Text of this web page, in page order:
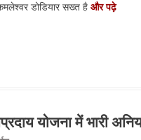
डोडियार सख्त है और पढ़े
योजना में भारी